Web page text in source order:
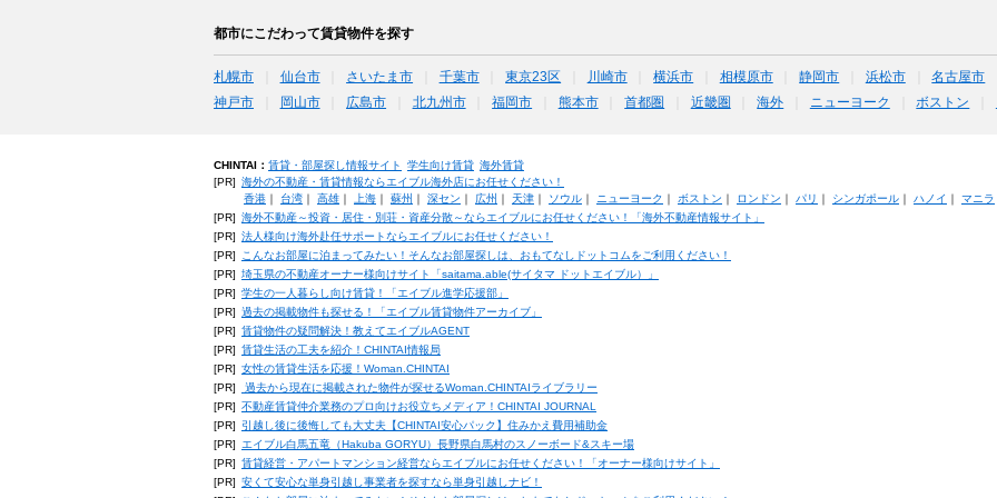
都市にこだわって賃貸物件を探す
札幌市 仙台市 さいたま市 千葉市 東京23区 川崎市 横浜市 相模原市 静岡市 浜松市 名古屋市
神戸市
岡山市 広島市 北九州市 福岡市 熊本市 首都圏 近畿圏 海外 ニューヨーク ボストン
CHINTAI： 賃貸・部屋探し情報サイト 学生向け賃貸 海外賃貸
[PR] 海外の不動産・賃貸情報ならエイブル海外店にお任せください！
香港｜ 台湾｜ 高雄｜ 上海｜ 蘇州 ｜ 深セン ｜ 広州 ｜ 天津｜ ソウル｜ ニューヨーク ｜ ボストン ｜ ロンドン ｜ パリ ｜ シンガポール｜ ハノイ ｜ マニラ
[PR] 海外不動産～投資・居住・別荘・資産分散～ならエイブルにお任せください！「海外不動産情報サイト」
[PR] 法人様向け海外赴任サポートならエイブルにお任せください！
[PR]
こんなお部屋に泊まってみたい！そんなお部屋探しは、おもてなしドットコムをご利用ください！
[PR] 埼玉県の不動産オーナー様向けサイト「saitama.able(サイタマ ドットエイブル）」
[PR] 学生の一人暮らし向け賃貸！「エイブル進学応援部」
[PR] 過去の掲載物件も探せる！「エイブル賃貸物件アーカイブ」
[PR] 賃貸物件の疑問解決！教えてエイブルAGENT
[PR] 賃貸生活の工夫を紹介！CHINTAI情報局
[PR] 女性の賃貸生活を応援！Woman.CHINTAI
[PR]
過去から現在に掲載された物件が探せるWoman.CHINTAIライブラリー
[PR] 不動産賃貸仲介業務のプロ向けお役立ちメディア！CHINTAI JOURNAL
[PR]
引越し後に後悔しても大丈夫【CHINTAI安心パック】住みかえ費用補助金
[PR]
エイブル白馬五竜（Hakuba GORYU）長野県白馬村のスノーボード&スキー場
[PR] 賃貸経営・アパートマンション経営ならエイブルにお任せください！「オーナー様向けサイト」
[PR] 安くて安心な単身引越し事業者を探すなら単身引越しナビ！